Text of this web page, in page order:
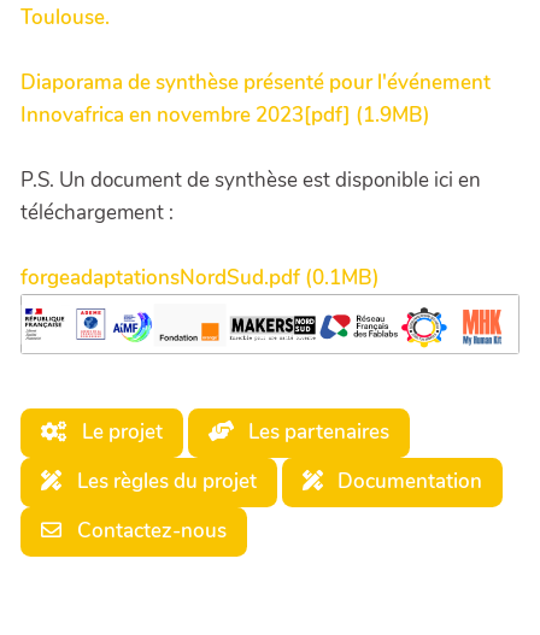
Toulouse.
Diaporama de synthèse présenté pour l'événement
Innovafrica en novembre 2023[pdf] (1.9MB)
P.S. Un document de synthèse est disponible ici en
téléchargement :
forgeadaptationsNordSud.pdf (0.1MB)
Le projet
Les partenaires
Les règles du projet
Documentation
Contactez-nous